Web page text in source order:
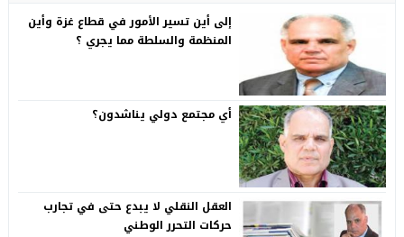
إلى أين تسير الأمور في قطاع غزة وأين
المنظمة والسلطة مما يجري ؟
أي مجتمع دولي يناشدون؟
العقل النقلي لا يبدع حتى في تجارب
حركات التحرر الوطني